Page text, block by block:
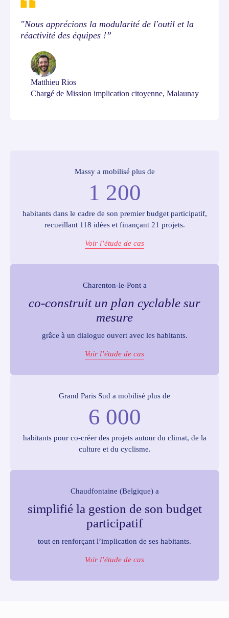
"Nous apprécions la modularité de l'outil et la
réactivité des équipes !”
Matthieu Rios
Chargé de Mission implication citoyenne, Malaunay
Massy a mobilisé plus de
1 200
habitants dans le cadre de son premier budget participatif,
recueillant 118 idées et finançant 21 projets.
Voir l’étude de cas
Charenton-le-Pont a
co-construit un plan cyclable sur
mesure
grâce à un dialogue ouvert avec les habitants.
Voir l’étude de cas
Grand Paris Sud a mobilisé plus de
6 000
habitants pour co-créer des projets autour du climat, de la
culture et du cyclisme.
Chaudfontaine (Belgique) a
simplifié la gestion de son budget
participatif
tout en renforçant l’implication de ses habitants.
Voir l’étude de cas